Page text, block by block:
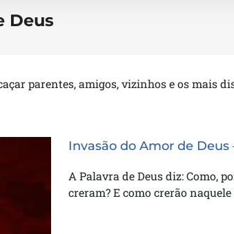
Deus
parentes, amigos, vizinhos e os mais
–
Invasão do Amor de
A Palavra de Deus diz: Como,
creram? E como crerão